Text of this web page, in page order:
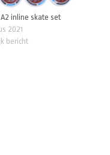
inline skate set
2021
bericht